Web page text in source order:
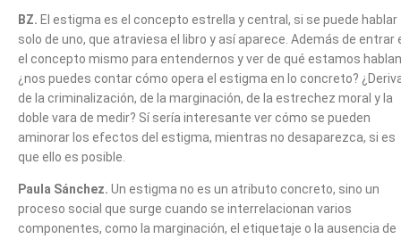
BZ. El estigma es el concepto estrella y central, si se puede hablar
solo de uno, que atraviesa el libro y así aparece. Además de entrar
el concepto mismo para entendernos y ver de qué estamos
¿nos puedes contar cómo opera el estigma en lo concreto?
de la criminalización, de la marginación, de la estrechez moral y la
doble vara de medir? Sí sería interesante ver cómo se pueden
aminorar los efectos del estigma, mientras no desaparezca, si es
que ello es posible.
Paula Sánchez. Un estigma no es un atributo concreto, sino un
proceso social que surge cuando se interrelacionan varios
componentes, como la marginación, el etiquetaje o la ausencia de